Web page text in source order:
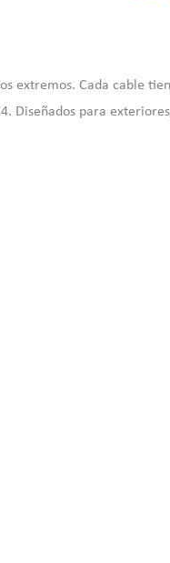
extremos. Cada cable
Diseñados para